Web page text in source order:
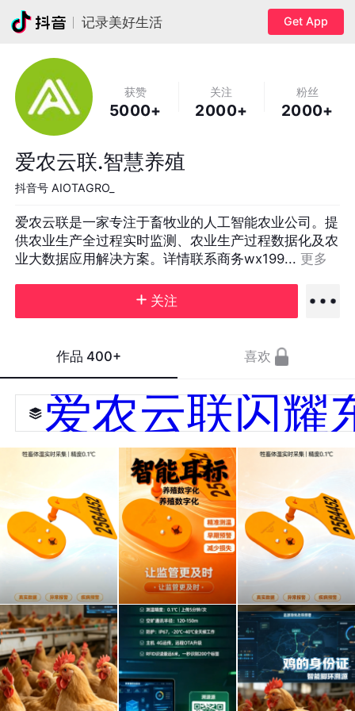
记录美好生活 Get App
获赞
5000+
关注
2000+
粉丝
2000+
爱农云联.智慧养殖
抖音号 AIOTAGRO_
爱农云联是一家专注于畜牧业的人工智能农业公司。提
供农业生产全过程实时监测、农业生产过程数据化及农
业大数据应用解决方案。详情联系商务wx199... 更多
关注
作品 400+ 喜欢
爱农云联闪耀
牛羊
体温
畜牧
业的
一个
不到